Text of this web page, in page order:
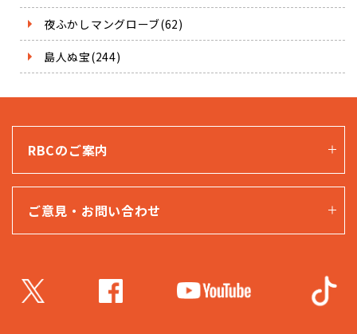
夜ふかしマングローブ(62)
島人ぬ宝(244)
RBCのご案内
ご意見・お問い合わせ